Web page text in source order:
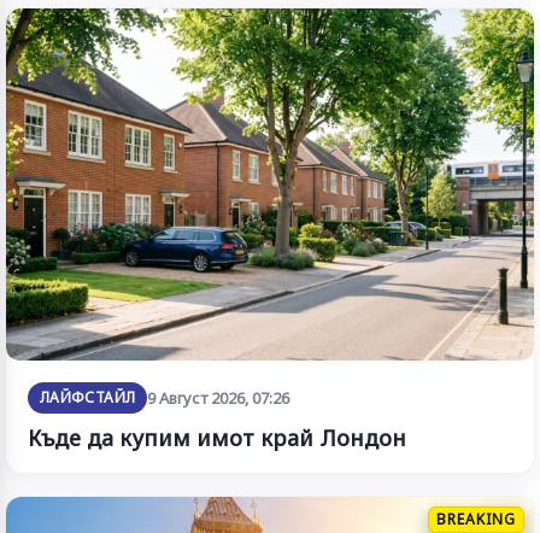
ЛАЙФСТАЙЛ 9 Август 2026, 07:26
Къде да купим имот край Лондон
BREAKING